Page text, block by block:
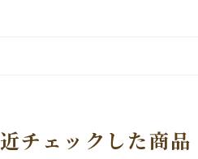
チェックした商品